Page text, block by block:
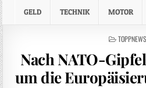
GELD TECHNIK MOTOR
POSTED
TOPPNEWS
Nach NATO-
um die